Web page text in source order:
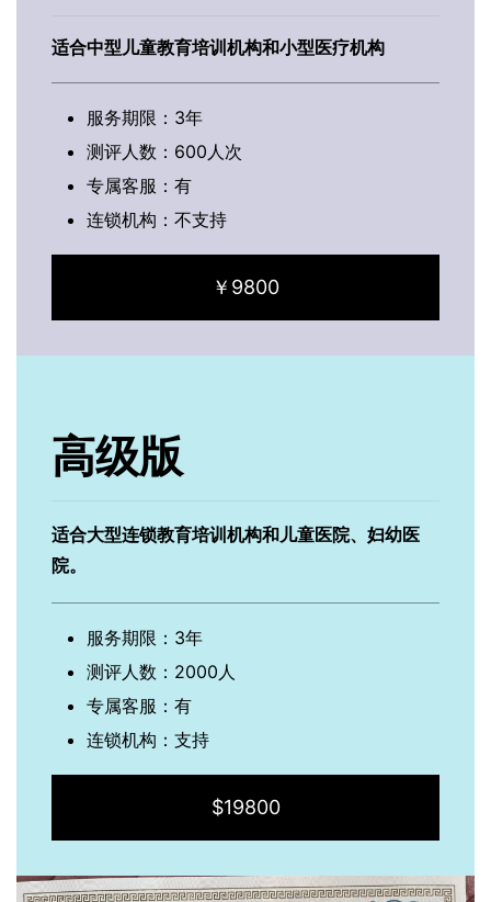
适合中型儿童教育培训机构和小型医疗机构
服务期限：3年
测评人数：600人次
专属客服：有
连锁机构：不支持
￥9800
高级版
适合大型连锁教育培训机构和儿童医院、妇幼医
院。
服务期限：3年
测评人数：2000人
专属客服：有
连锁机构：支持
$19800